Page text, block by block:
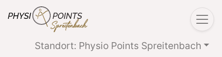
Standort: Physio Points Spreitenbach